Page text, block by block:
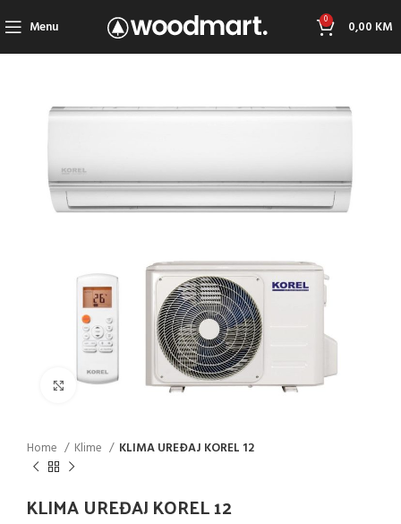
Menu 0 0,00 KM
Click to enlarge
Home Klime KLIMA UREĐAJ KOREL 12
KLIMA UREĐAJ KOREL 12